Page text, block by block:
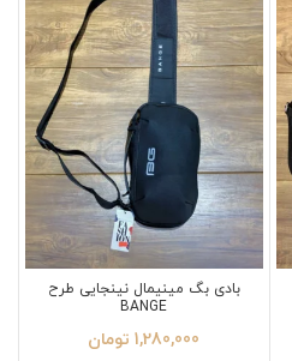
بادی بگ مینیمال نینجایی طرح
BANGE
1,280,000 تومان